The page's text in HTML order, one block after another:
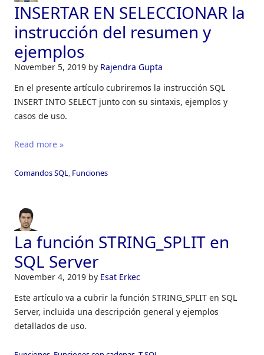
INSERTAR EN SELECCIONAR la
instrucción del resumen y
ejemplos
November 5, 2019 by Rajendra Gupta
En el presente artículo cubriremos la instrucción SQL
INSERT INTO SELECT junto con su sintaxis, ejemplos y
casos de uso.
Read more »
Comandos SQL, Funciones
La función STRING_SPLIT en
SQL Server
November 4, 2019 by Esat Erkec
Este artículo va a cubrir la función STRING_SPLIT en SQL
Server, incluida una descripción general y ejemplos
detallados de uso.